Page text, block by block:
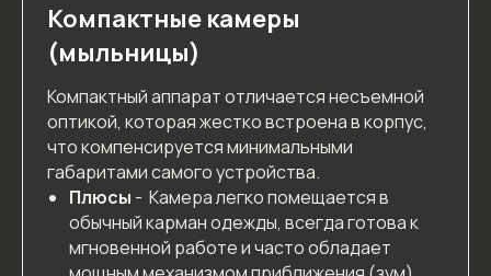
Компактные камеры
(мыльницы)
Компактный аппарат отличается несъемной
оптикой, которая жестко встроена в корпус,
что компенсируется минимальными
габаритами самого устройства.
Плюсы - Камера легко помещается в
обычный карман одежды, всегда готова к
мгновенной работе и часто обладает